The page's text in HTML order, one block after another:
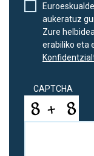
aukeratuz
Zure
erabiliko eta
CAPTCHA